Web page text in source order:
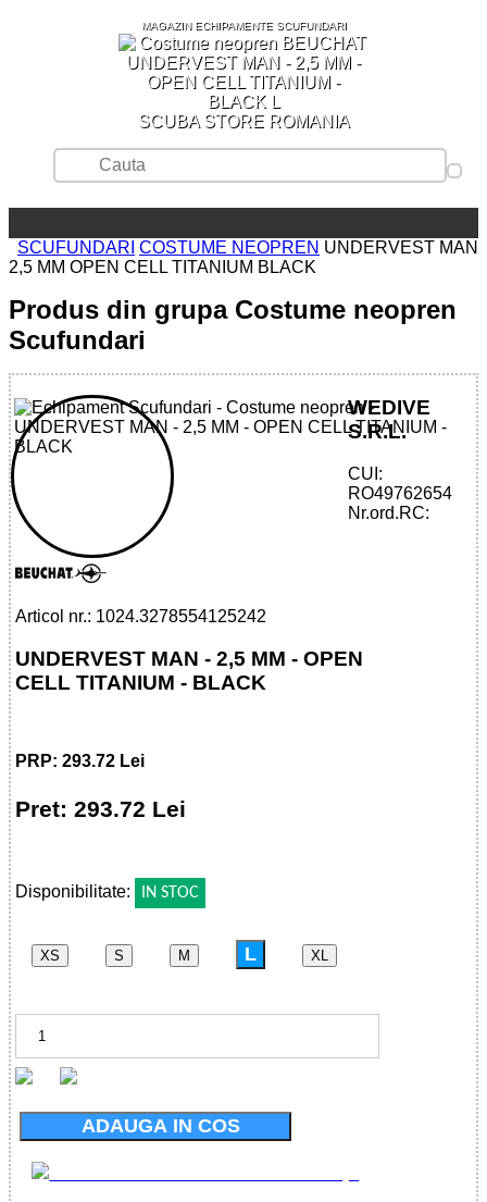
MAGAZIN ECHIPAMENTE SCUFUNDARI
SCUBA STORE ROMANIA
SCUFUNDARI COSTUME NEOPREN UNDERVEST MAN
2,5 MM OPEN CELL TITANIUM BLACK
Produs din grupa Costume neopren
Scufundari
32785541252 - UNDERVEST MAN - 2,5
MM - OPEN CELL TITANIUM - BLACK
Articol nr.: 1024.3278554125242
UNDERVEST MAN - 2,5 MM - OPEN
CELL TITANIUM - BLACK
PRP: 293.72 Lei
Pret: 293.72 Lei
Disponibilitate:
IN STOC
XS S M L XL
ADAUGA IN COS
WEDIVE
S.R.L.
CUI:
RO49762654
Nr.ord.RC: